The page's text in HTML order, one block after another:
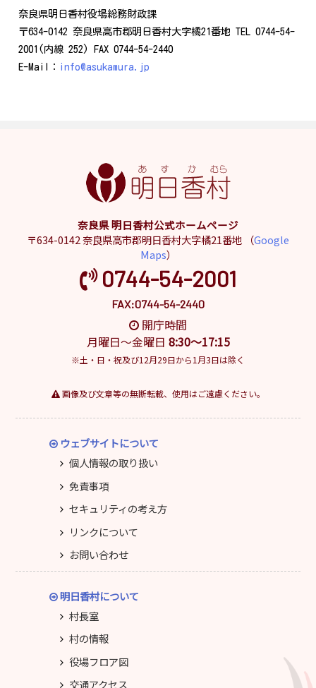
奈良県明日香村役場総務財政課
〒634-0142 奈良県高市郡明日香村大字橘21番地 TEL 0744-54-
2001(内線 252) FAX 0744-54-2440
E-Mail： info@asukamura.jp
奈良県 明日香村公式ホームページ
〒634-0142 奈良県高市郡明日香村大字橘21番地 （Google
Maps）
0744-54-2001
FAX:0744-54-2440
開庁時間
月曜日～金曜日 8:30～17:15
※土・日・祝及び12月29日から1月3日は除く
画像及び文章等の無断転載、使用はご遠慮ください。
ウェブサイトについて
個人情報の取り扱い
免責事項
セキュリティの考え方
リンクについて
お問い合わせ
明日香村について
村長室
村の情報
役場フロア図
交通アクセス